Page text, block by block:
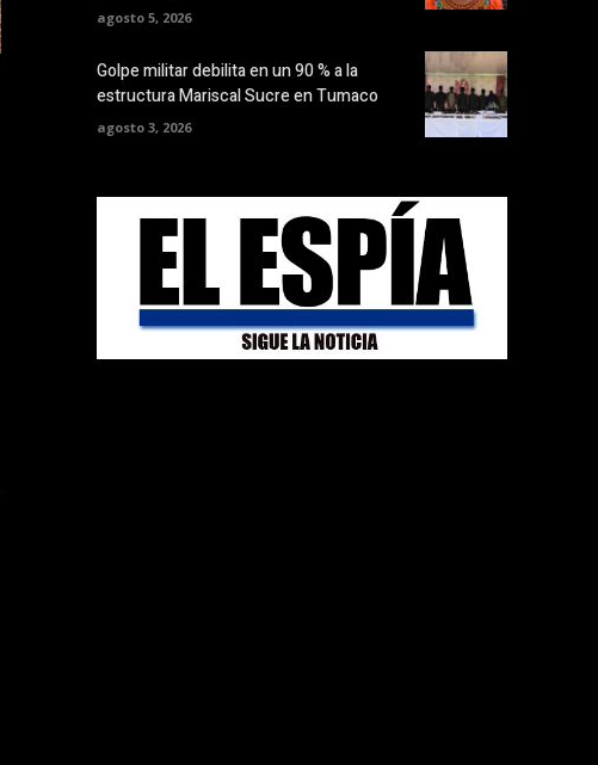
agosto 5, 2026
Golpe militar debilita en un 90 % a la
estructura Mariscal Sucre en Tumaco
agosto 3, 2026